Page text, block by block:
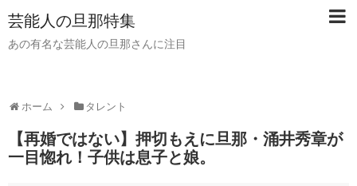
芸能人の旦那特集
あの有名な芸能人の旦那さんに注目
ホーム タレント
【再婚ではない】押切もえに旦那・涌井秀章が
一目惚れ！子供は息子と娘。